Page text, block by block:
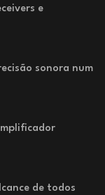
e
sonora num
de todos